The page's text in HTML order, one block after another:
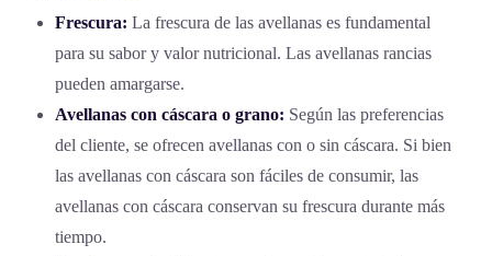
Frescura: La frescura de las avellanas es fundamental
para su sabor y valor nutricional. Las avellanas rancias
pueden amargarse.
Avellanas con cáscara o grano: Según las preferencias
del cliente, se ofrecen avellanas con o sin cáscara. Si bien
las avellanas con cáscara son fáciles de consumir, las
avellanas con cáscara conservan su frescura durante más
tiempo.